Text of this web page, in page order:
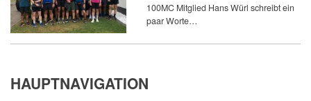
100MC Mitglied Hans Würl schreibt ein
paar Worte…
HAUPTNAVIGATION